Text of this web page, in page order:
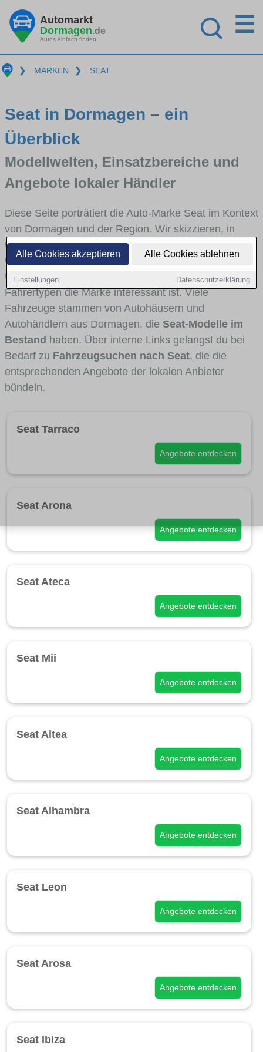
Alle Cookies akzeptieren Alle Cookies ablehnen
Einstellungen Datenschutzerklärung
Automarkt
Dormagen.de
Autos einfach finden
☰
❯ MARKEN ❯ SEAT
Seat in Dormagen – ein
Überblick
Modellwelten, Einsatzbereiche und
Angebote lokaler Händler
Diese Seite porträtiert die Auto-Marke Seat im Kontext
von Dormagen und der Region. Wir skizzieren, in
welchen Fahrzeugklassen Seat stark vertreten ist,
welche Modellreihen häufig im Stadt- und
Umlandverkehr zu sehen sind und für welche
Fahrertypen die Marke interessant ist. Viele
Fahrzeuge stammen von Autohäusern und
Autohändlern aus Dormagen, die Seat-Modelle im
Bestand haben. Über interne Links gelangst du bei
Bedarf zu Fahrzeugsuchen nach Seat, die die
entsprechenden Angebote der lokalen Anbieter
bündeln.
Seat Tarraco
Angebote entdecken
Seat Arona
Angebote entdecken
Seat Ateca
Angebote entdecken
Seat Mii
Angebote entdecken
Seat Altea
Angebote entdecken
Seat Alhambra
Angebote entdecken
Seat Leon
Angebote entdecken
Seat Arosa
Angebote entdecken
Seat Ibiza